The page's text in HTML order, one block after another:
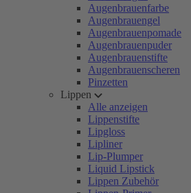
Augenbrauenfarbe
Augenbrauengel
Augenbrauenpomade
Augenbrauenpuder
Augenbrauenstifte
Augenbrauenscheren
Pinzetten
Lippen
Alle anzeigen
Lippenstifte
Lipgloss
Lipliner
Lip-Plumper
Liquid Lipstick
Lippen Zubehör